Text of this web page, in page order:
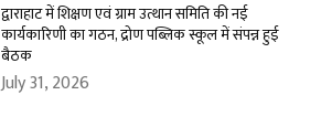
द्वाराहाट में शिक्षण एवं ग्राम उत्थान समिति की नई
कार्यकारिणी का गठन, द्रोण पब्लिक स्कूल में संपन्न हुई
बैठक
July 31, 2026